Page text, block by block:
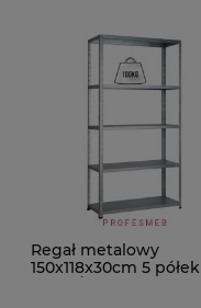
Regał metalowy
150x118x30cm 5 półek